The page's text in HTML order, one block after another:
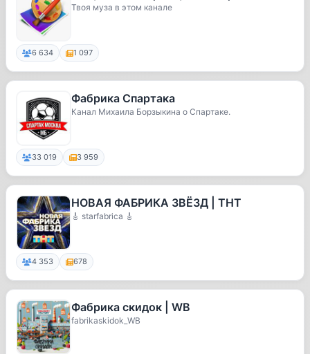
Твоя муза в этом канале
6 634 1 097
Фабрика Спартака
Канал Михаила Борзыкина о Спартаке.
33 019 3 959
НОВАЯ ФАБРИКА ЗВЁЗД | ТНТ
🎸 starfabrica 🎸
4 353 678
Фабрика скидок | WB
fabrikaskidok_WB